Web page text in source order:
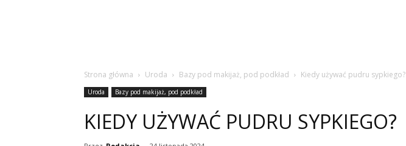
Strona główna Uroda Bazy pod makijaż, pod podkład Kiedy używać pudru sypkiego?
Uroda Bazy pod makijaż, pod podkład
KIEDY UŻYWAĆ PUDRU SYPKIEGO?